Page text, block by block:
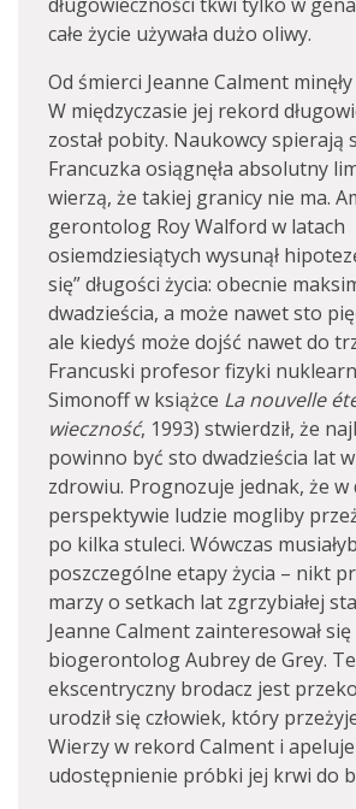
całe życie używała dużo oliwy.
Od śmierci Jeanne Calment
W międzyczasie jej rekord
został pobity. Naukowcy spierają
Francuzka osiągnęła absolutny
wierzą, że takiej granicy nie ma.
gerontolog Roy Walford w latach
osiemdziesiątych wysunął
się” długości życia: obecnie
dwadzieścia, a może nawet sto
ale kiedyś może dojść nawet do
Francuski profesor fizyki
Simonoff w książce La nouvelle
wieczność, 1993) stwierdził, że
powinno być sto dwadzieścia lat w
zdrowiu. Prognozuje jednak, że w
perspektywie ludzie mogliby
po kilka stuleci. Wówczas
poszczególne etapy życia – nikt
marzy o setkach lat zgrzybiałej
Jeanne Calment zainteresował
biogerontolog Aubrey de Grey.
ekscentryczny brodacz jest
urodził się człowiek, który
Wierzy w rekord Calment i
udostępnienie próbki jej krwi do